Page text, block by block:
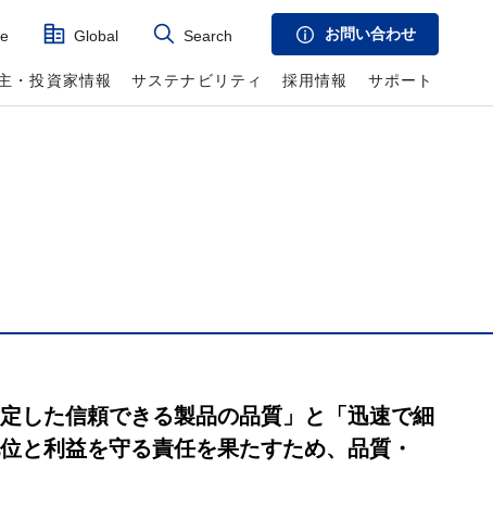
Global Search お問い合わせ
・投資家情報 サステナビリティ 採用情報 サポート
した信頼できる製品の品質」と「迅速で細
と利益を守る責任を果たすため、品質・